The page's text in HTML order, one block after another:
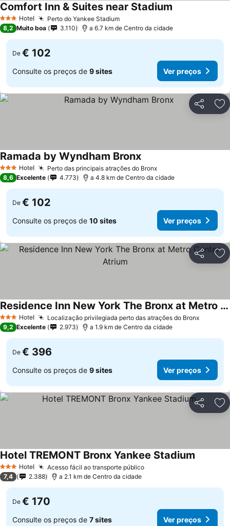
3 EstrelasHotel Perto do Yankee Stadium
Comfort Inn & Suites near Stadium
8,2 Muito boa 3.110 a 6.7 km de Centro da cidade
De € 102
Consulte os preços de 9 sites Ver preços
Partilhar
3 EstrelasHotel Perto das principais atrações do Bronx
Ramada by Wyndham Bronx
8,6 Excelente 4.773 a 4.8 km de Centro da cidade
De € 102
Consulte os preços de 10 sites Ver preços
Partilhar
3 EstrelasHotel Localização privilegiada perto das atrações do Bronx
Residence Inn New York The Bronx at Metro Center Atrium
9,2 Excelente 2.973 a 1.9 km de Centro da cidade
De € 396
Consulte os preços de 9 sites Ver preços
Partilhar
3 EstrelasHotel Acesso fácil ao transporte público
Hotel TREMONT Bronx Yankee Stadium
7,4 2.388 a 2.1 km de Centro da cidade
De € 170
Consulte os preços de 7 sites Ver preços